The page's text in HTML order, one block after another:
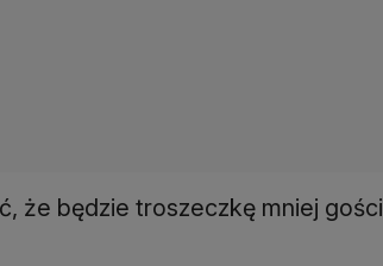
że będzie troszeczkę mniej gości